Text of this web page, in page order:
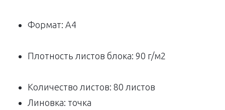
Формат: A4
Плотность листов блока: 90 г/м2
Количество листов: 80 листов
Линовка: точка